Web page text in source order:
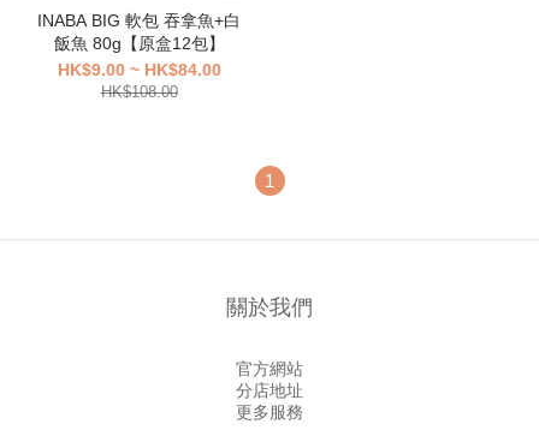
INABA BIG 軟包 吞拿魚+白
飯魚 80g【原盒12包】
HK$9.00 ~ HK$84.00
HK$108.00
1
關於我們
官方網站
分店地址
更多服務